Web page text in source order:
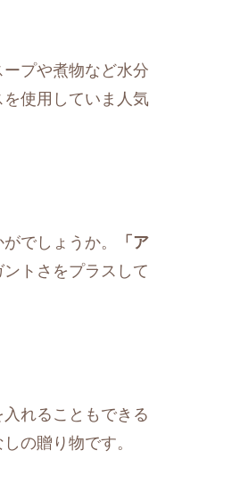
プや煮物など水分
使用していま人気
でしょうか。
「ア
トさをプラスして
れることもできる
の贈り物です。